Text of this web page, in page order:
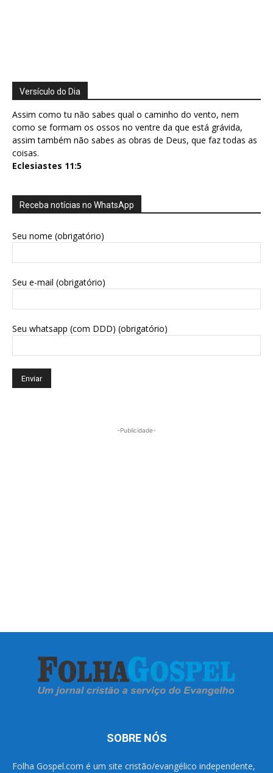
Versículo do Dia
Assim como tu não sabes qual o caminho do vento, nem
como se formam os ossos no ventre da que está grávida,
assim também não sabes as obras de Deus, que faz todas as
coisas.
Eclesiastes 11:5
Receba notícias no WhatsApp
Seu nome (obrigatório)
Seu e-mail (obrigatório)
Seu whatsapp (com DDD) (obrigatório)
-Publicidade-
SOBRE NÓS
Folha Gospel.com é um site cristão/evangélico independente,